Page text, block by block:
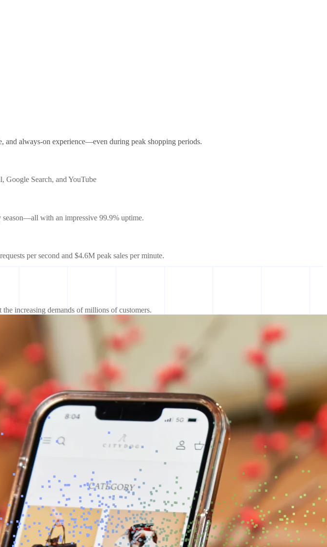
and always-on experience—even during peak shopping periods.
Google Search, and YouTube
season—all with an impressive 99.9% uptime.
per second and $4.6M peak sales per minute.
increasing demands of millions of customers.